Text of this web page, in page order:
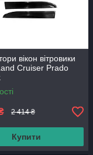
вікон вітровики
Cruiser Prado
2 414 ₴
Купити